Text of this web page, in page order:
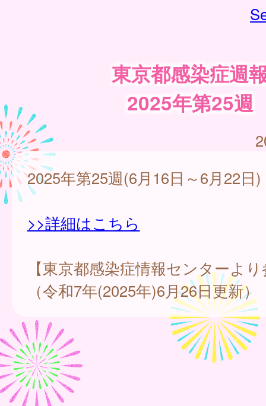
東京都感染症週
2025年第25週
2025年第25週(6月16日～6月22日)
>>詳細はこちら
【東京都感染症情報センターよ
（令和7年(2025年)6月26日更新）